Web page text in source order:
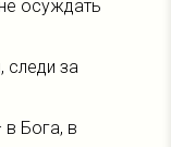
осуждать
следи за
в Бога, в